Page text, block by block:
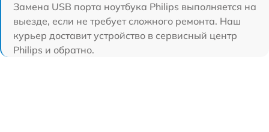
Замена USB порта ноутбука Philips выполняется на
выезде, если не требует сложного ремонта. Наш
курьер доставит устройство в сервисный центр
Philips и обратно.